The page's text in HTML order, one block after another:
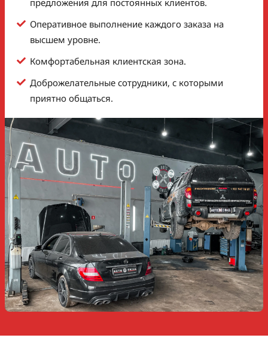
Оперативное выполнение каждого заказа на
высшем уровне.
Комфортабельная клиентская зона.
Доброжелательные сотрудники, с которыми
приятно общаться.